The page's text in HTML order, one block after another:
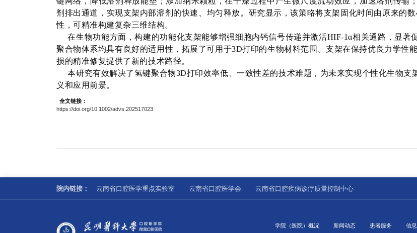
剂排出通道，实现支架内部溶剂的快速、均匀释放。研究显示，该策略将支架固化时间由原来的
性，可精准构建复杂三维结构。
在生物功能方面，构建的功能化支架能够增强细胞内钙信号传递并激活HIF-1α相关通路，显
聚合物体系均具有良好的适用性，拓展了可用于3D打印的生物材料范围。支架在保持优良力学性
损的精准修复提供了新的技术路径。
本研究有效解决了氢键聚合物3D打印效率低、一致性差的技术难题，为未来实现个性化生物
义和应用前景。
全文链接：
https://doi.org/10.1002/advs.202517023
院内链接： 云南省口腔医学重点实验室 云南省口腔医学会 云南省口腔疾病诊疗质量控制中心
学院（医院）概况 新闻动态 患者服务 信